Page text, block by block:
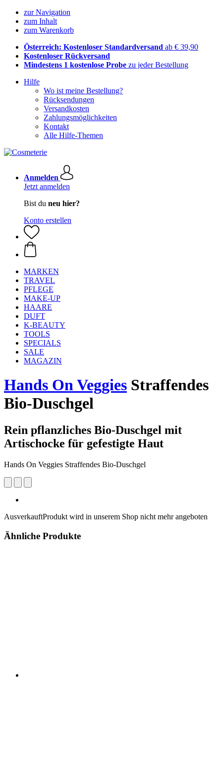
zur Navigation
zum Inhalt
zum Warenkorb
Österreich: Kostenloser Standardversand ab € 39,90
Kostenloser Rückversand
Mindestens 1 kostenlose Probe zu jeder Bestellung
Hilfe
Wo ist meine Bestellung?
Rücksendungen
Versandkosten
Zahlungsmöglichkeiten
Kontakt
Alle Hilfe-Themen
Anmelden
Jetzt anmelden
Bist du neu hier?
Konto erstellen
MARKEN
TRAVEL
PFLEGE
MAKE-UP
HAARE
DUFT
K-BEAUTY
TOOLS
SPECIALS
SALE
MAGAZIN
Hands On Veggies Straffendes
Bio-Duschgel
Rein pflanzliches Bio-Duschgel mit
Artischocke für gefestigte Haut
Hands On Veggies Straffendes Bio-Duschgel
AusverkauftProdukt wird in unserem Shop nicht mehr angeboten
Ähnliche Produkte